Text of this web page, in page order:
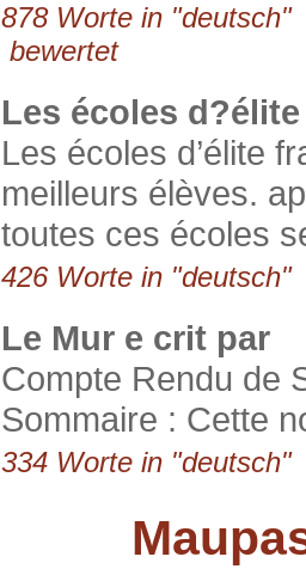
878 Worte in
bewertet
Les écoles
Les écoles d’élite
meilleurs élèves.
toutes ces écoles
426 Worte in
Le Mur e crit par
Compte Rendu de
Sommaire : Cette
334 Worte in